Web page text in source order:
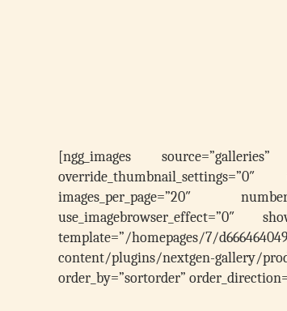
[ngg_images source=”galleries”
images_per_page=”20″
use_imagebrowser_effect=”0″
template=”/homepages/7/
content/plugins/nextgen-gallery/
order_by=”sortorder”